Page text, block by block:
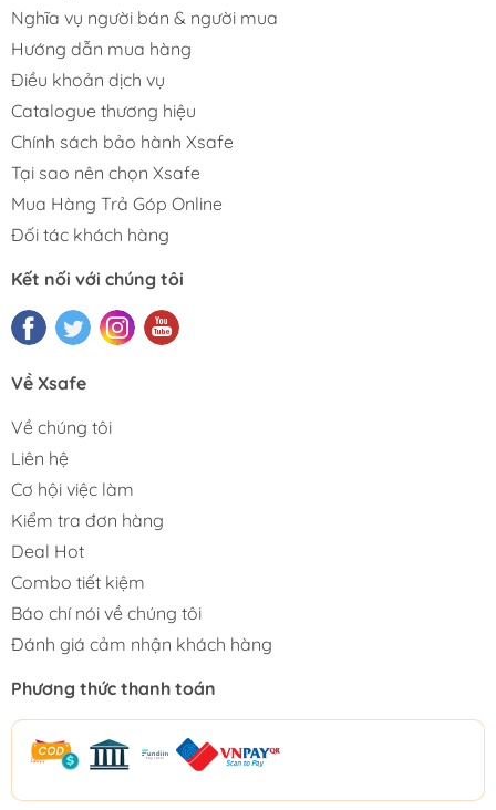
Nghĩa vụ người bán & người mua
Hướng dẫn mua hàng
Điều khoản dịch vụ
Catalogue thương hiệu
Chính sách bảo hành Xsafe
Tại sao nên chọn Xsafe
Mua Hàng Trả Góp Online
Đối tác khách hàng
Kết nối với chúng tôi
Về Xsafe
Về chúng tôi
Liên hệ
Cơ hội việc làm
Kiểm tra đơn hàng
Deal Hot
Combo tiết kiệm
Báo chí nói về chúng tôi
Đánh giá cảm nhận khách hàng
Phương thức thanh toán